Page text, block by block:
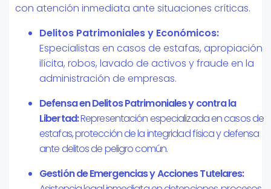
con atención inmediata ante situaciones críticas.
Delitos Patrimoniales y Económicos:
Especialistas en casos de estafas, apropiación
ilícita, robos, lavado de activos y fraude en la
administración de empresas.
Defensa en Delitos Patrimoniales y contra la
Libertad:Representación especializada en casos de
estafas, protección de la integridad física y defensa
ante delitos de peligro común.
Gestión de Emergencias y Acciones Tutelares: